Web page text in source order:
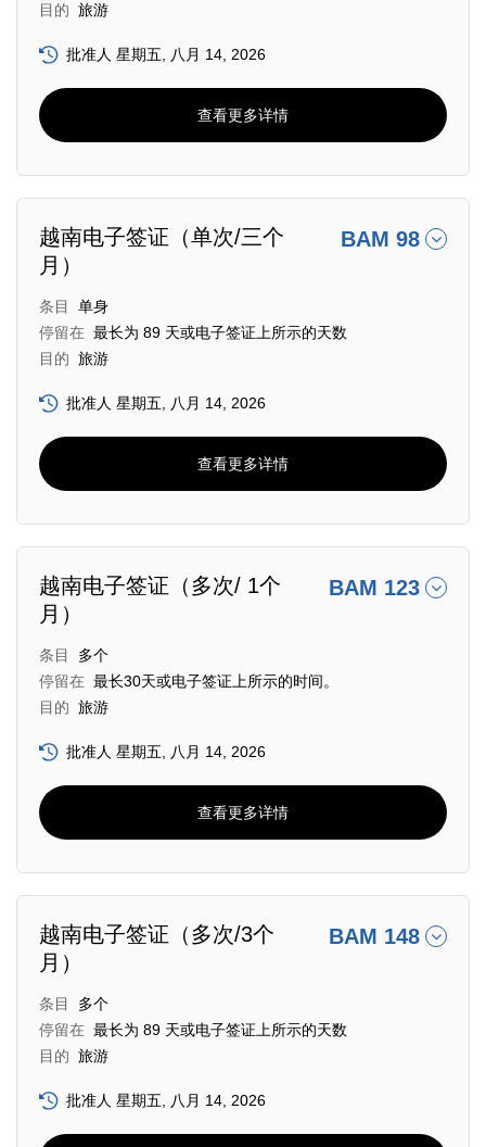
目的 旅游
批准人 星期五, 八月 14, 2026
查看更多详情
越南电子签证（单次/三个
月）
BAM 98
条目
单身
停留在 最长为 89 天或电子签证上所示的天数
目的 旅游
批准人 星期五, 八月 14, 2026
查看更多详情
越南电子签证（多次/ 1个
月）
BAM 123
条目
多个
停留在 最长30天或电子签证上所示的时间。
目的 旅游
批准人 星期五, 八月 14, 2026
查看更多详情
越南电子签证（多次/3个
月）
BAM 148
条目
多个
停留在 最长为 89 天或电子签证上所示的天数
目的 旅游
批准人 星期五, 八月 14, 2026